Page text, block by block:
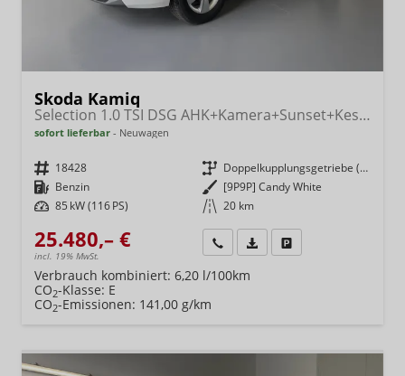
Skoda Kamiq
Selection 1.0 TSI DSG AHK+Kamera+Sunset+Kessy+AppConnect+Sitzheiz+Alu16+GV5
sofort lieferbar Neuwagen
Fahrzeugnr. 18428 Getriebe
Doppelkupplungsgetriebe (DSG)
Kraftstoff Benzin Außenfarbe [9P9P] Candy White
Leistung 85 kW (116 PS) Kilometerstand 20 km
25.480,– €
incl. 19% MwSt.
Wir rufen Sie anFahrzeugexposé (PDF)
Verbrauch kombiniert: 6,20 l/100km
CO2-Klasse: E
CO2-Emissionen: 141,00 g/km